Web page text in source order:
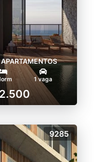
1 vaga
9285